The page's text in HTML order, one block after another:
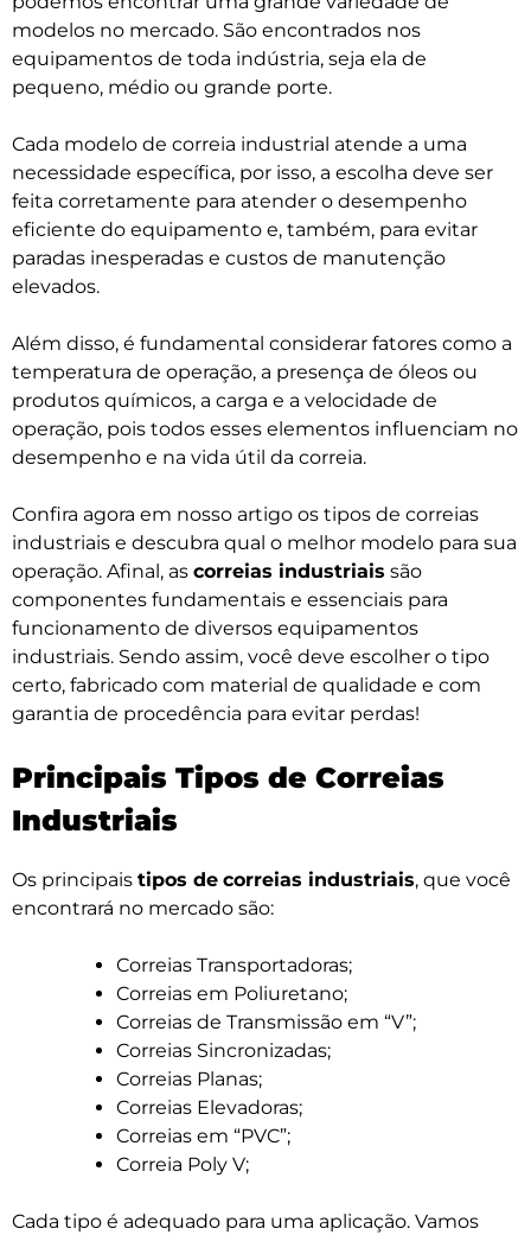
modelos no mercado. São encontrados nos
equipamentos de toda indústria, seja ela de
pequeno, médio ou grande porte.
Cada modelo de correia industrial atende a uma
necessidade específica, por isso, a escolha deve ser
feita corretamente para atender o desempenho
eficiente do equipamento e, também, para evitar
paradas inesperadas e custos de manutenção
elevados.
Além disso, é fundamental considerar fatores como a
temperatura de operação, a presença de óleos ou
produtos químicos, a carga e a velocidade de
operação, pois todos esses elementos influenciam no
desempenho e na vida útil da correia.
Confira agora em nosso artigo os tipos de correias
industriais e descubra qual o melhor modelo para sua
operação. Afinal, as correias industriais são
componentes fundamentais e essenciais para
funcionamento de diversos equipamentos
industriais. Sendo assim, você deve escolher o tipo
certo, fabricado com material de qualidade e com
garantia de procedência para evitar perdas!
Principais Tipos de Correias
Industriais
Os principais tipos de correias industriais, que você
encontrará no mercado são:
Correias Transportadoras;
Correias em Poliuretano;
Correias de Transmissão em “V”;
Correias Sincronizadas;
Correias Planas;
Correias Elevadoras;
Correias em “PVC”;
Correia Poly V;
Cada tipo é adequado para uma aplicação. Vamos